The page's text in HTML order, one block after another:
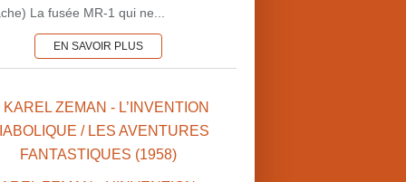
La fusée MR-1 qui ne...
EN SAVOIR PLUS
SPACE-OPERA
KAREL ZEMAN - L’INVENTION
/ LES AVENTURES
FANTASTIQUES (1958)